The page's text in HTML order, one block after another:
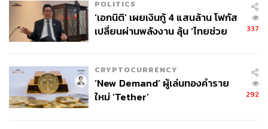
POLITICS
‘เอกนิติ’ เผยเงินกู้ 4 แสนล้าน โฟกัส
เปลี่ยนผ่านพลังงาน ลุ้น ‘ไทยช่วย
337
CRYPTOCURRENCY
‘New Demand’ ผู้เล่นทองคำราย
ใหม่ ‘Tether’
292